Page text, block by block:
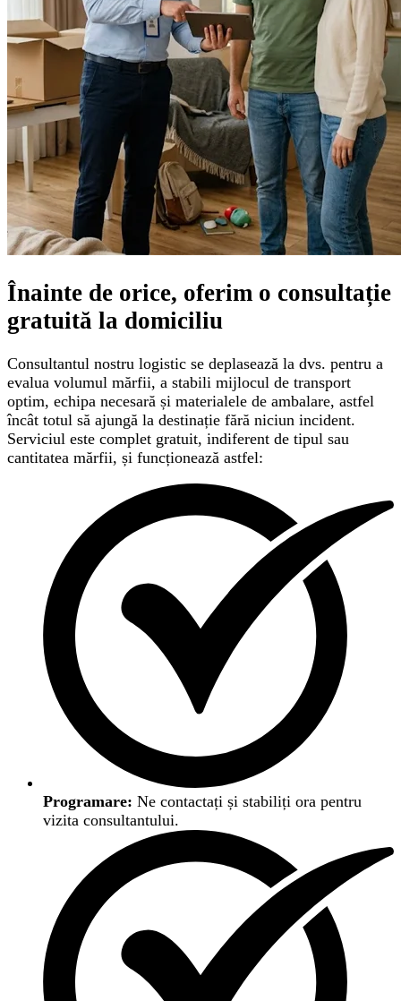
Înainte de orice, oferim o consultație
gratuită la domiciliu
Consultantul nostru logistic se deplasează la dvs. pentru a
evalua volumul mărfii, a stabili mijlocul de transport
optim, echipa necesară și materialele de ambalare, astfel
încât totul să ajungă la destinație fără niciun incident.
Serviciul este complet gratuit, indiferent de tipul sau
cantitatea mărfii, și funcționează astfel:
Programare: Ne contactați și stabiliți ora pentru
vizita consultantului.